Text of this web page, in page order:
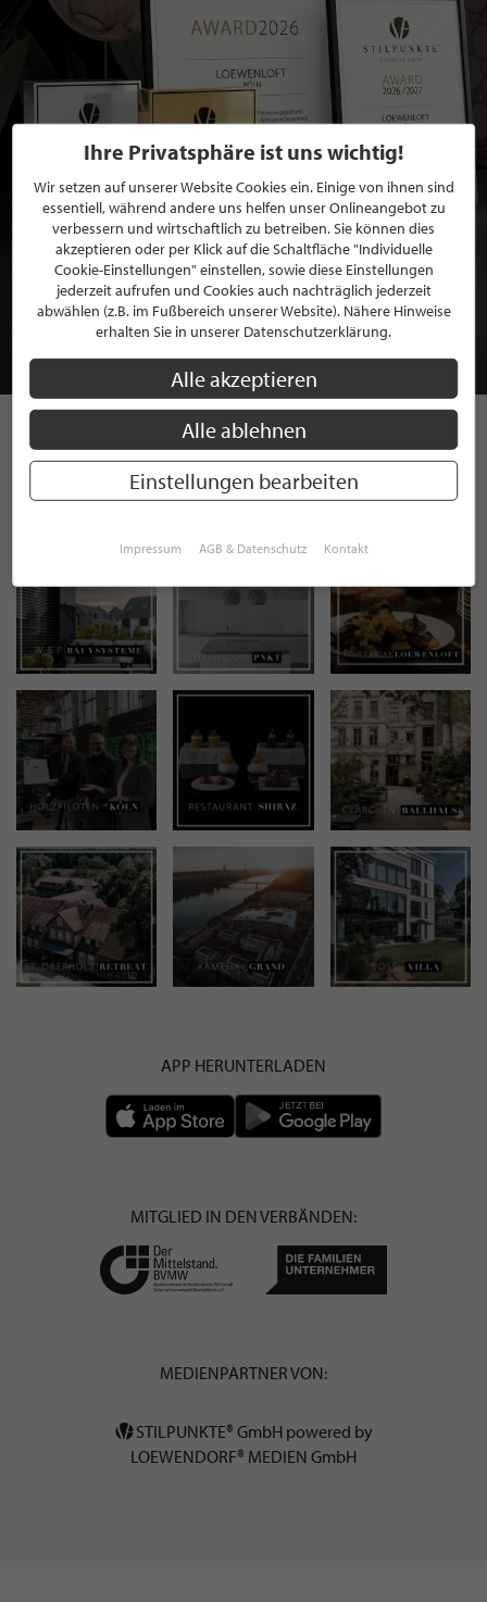
BEWERBEN SIE SICH FÜR EINE GRATIS
MITGLIEDSCHAFT BEI STILPUNKTE®
STILPUNKTE AUF
INSTAGRAM
APP HERUNTERLADEN
MITGLIED IN DEN VERBÄNDEN:
MEDIENPARTNER VON:
STILPUNKTE® GmbH powered by
LOEWENDORF® MEDIEN GmbH
Ihre Privatsphäre ist uns wichtig!
Wir setzen auf unserer Website Cookies ein. Einige von ihnen sind
essentiell, während andere uns helfen unser Onlineangebot zu
verbessern und wirtschaftlich zu betreiben. Sie können dies
akzeptieren oder per Klick auf die Schaltfläche "Individuelle
Cookie-Einstellungen" einstellen, sowie diese Einstellungen
jederzeit aufrufen und Cookies auch nachträglich jederzeit
abwählen (z.B. im Fußbereich unserer Website). Nähere Hinweise
erhalten Sie in unserer Datenschutzerklärung.
Alle akzeptieren
Alle ablehnen
Einstellungen bearbeiten
Impressum AGB & Datenschutz Kontakt